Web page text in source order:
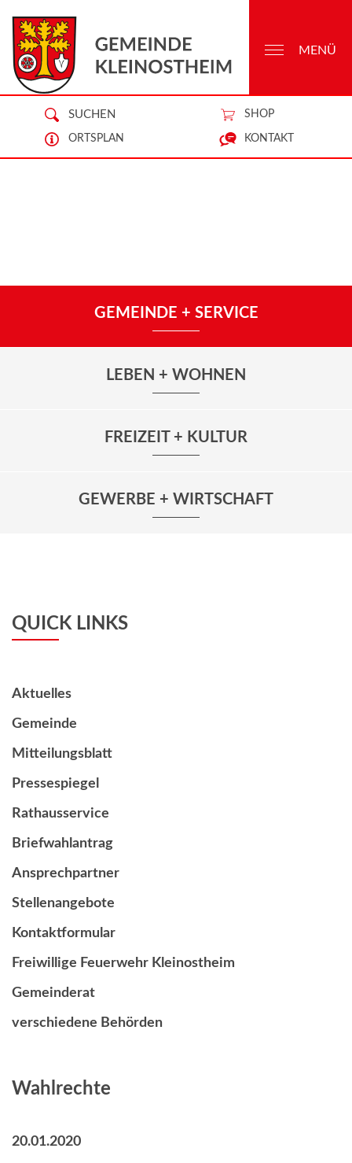
SUCHEN SHOP
ORTSPLAN KONTAKT
MENÜ
GEMEINDE + SERVICE
LEBEN + WOHNEN
FREIZEIT + KULTUR
GEWERBE + WIRTSCHAFT
QUICK LINKS
Aktuelles
Gemeinde
Mitteilungsblatt
Pressespiegel
Rathausservice
Briefwahlantrag
Ansprechpartner
Stellenangebote
Kontaktformular
Freiwillige Feuerwehr Kleinostheim
Gemeinderat
verschiedene Behörden
Wahlrechte
20.01.2020